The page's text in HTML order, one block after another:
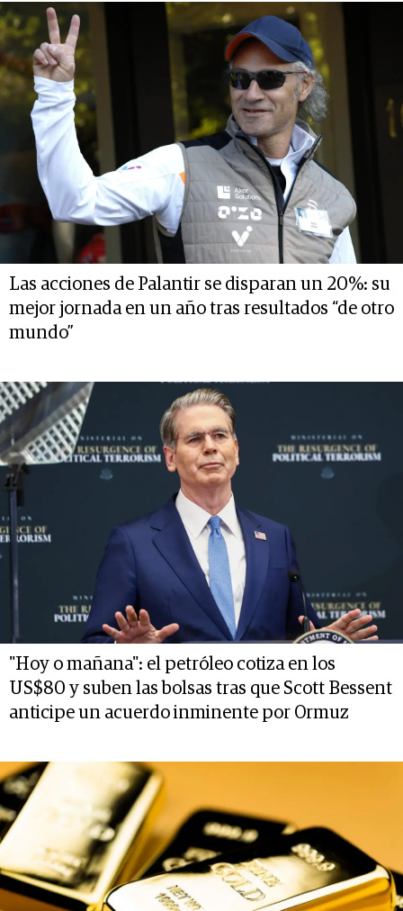
Las acciones de Palantir se disparan un 20%: su
mejor jornada en un año tras resultados “de otro
mundo”
"Hoy o mañana": el petróleo cotiza en los
US$80 y suben las bolsas tras que Scott Bessent
anticipe un acuerdo inminente por Ormuz